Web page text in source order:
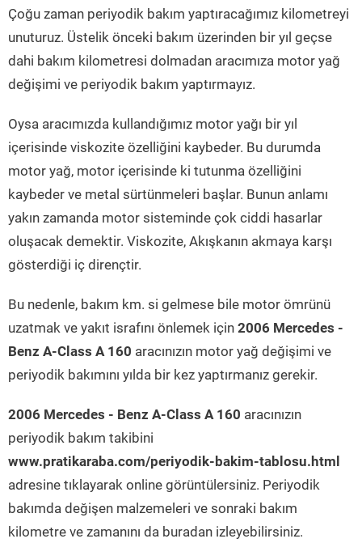
Çoğu zaman periyodik bakım yaptıracağımız kilometreyi
unuturuz. Üstelik önceki bakım üzerinden bir yıl geçse
dahi bakım kilometresi dolmadan aracımıza motor yağ
değişimi ve periyodik bakım yaptırmayız.
Oysa aracımızda kullandığımız motor yağı bir yıl
içerisinde viskozite özelliğini kaybeder. Bu durumda
motor yağ, motor içerisinde ki tutunma özelliğini
kaybeder ve metal sürtünmeleri başlar. Bunun anlamı
yakın zamanda motor sisteminde çok ciddi hasarlar
oluşacak demektir. Viskozite, Akışkanın akmaya karşı
gösterdiği iç dirençtir.
Bu nedenle, bakım km. si gelmese bile motor ömrünü
uzatmak ve yakıt israfını önlemek için 2006 Mercedes -
Benz A-Class A 160 aracınızın motor yağ değişimi ve
periyodik bakımını yılda bir kez yaptırmanız gerekir.
2006 Mercedes - Benz A-Class A 160 aracınızın
periyodik bakım takibini
www.pratikaraba.com/periyodik-bakim-tablosu.html
adresine tıklayarak online görüntülersiniz. Periyodik
bakımda değişen malzemeleri ve sonraki bakım
kilometre ve zamanını da buradan izleyebilirsiniz.